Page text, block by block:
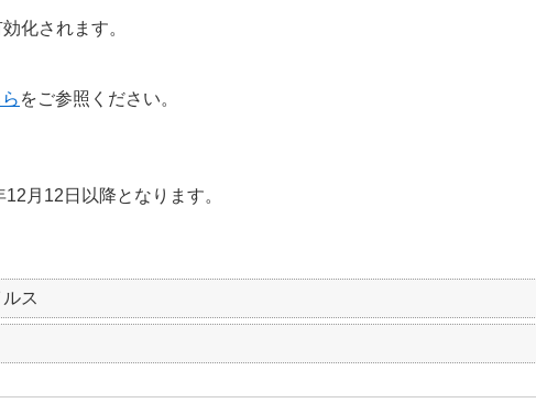
化されます。
をご参照ください。
月12日以降となります。
ス